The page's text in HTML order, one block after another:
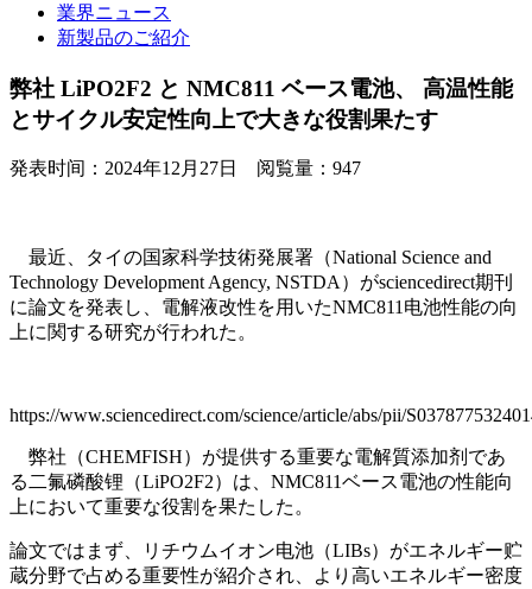
業界ニュース
新製品のご紹介
弊社 LiPO2F2 と NMC811 ベース電池、 高温性能
とサイクル安定性向上で大きな役割果たす
発表时间： 2024年12月27日 阅覧量： 947
最近、タイの国家科学技術発展署（National Science and
Technology Development Agency, NSTDA）がsciencedirect期刊
に論文を発表し、電解液改性を用いたNMC811电池性能の向
上に関する研究が行われた。
https://www.sciencedirect.com/science/article/abs/pii/
弊社（CHEMFISH）が提供する重要な電解質添加剂であ
る二氟磷酸锂（LiPO2F2）は、NMC811ベース電池の性能向
上において重要な役割を果たした。
論文ではまず、リチウムイオン电池（LIBs）がエネルギー贮
蔵分野で占める重要性が紹介され、より高いエネルギー密度